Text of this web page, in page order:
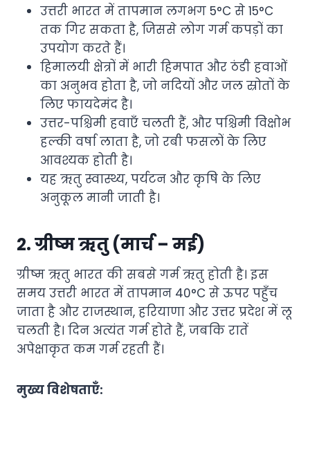
उत्तरी भारत में तापमान लगभग 5°C से 15°C
तक गिर सकता है, जिससे लोग गर्म कपड़ों का
उपयोग करते हैं।
हिमालयी क्षेत्रों में भारी हिमपात और ठंडी हवाओं
का अनुभव होता है, जो नदियों और जल स्रोतों के
लिए फायदेमंद है।
उत्तर-पश्चिमी हवाएँ चलती हैं, और पश्चिमी विक्षोभ
हल्की वर्षा लाता है, जो रबी फसलों के लिए
आवश्यक होती है।
यह ऋतु स्वास्थ्य, पर्यटन और कृषि के लिए
अनुकूल मानी जाती है।
2. ग्रीष्म ऋतु (मार्च – मई)
ग्रीष्म ऋतु भारत की सबसे गर्म ऋतु होती है। इस
समय उत्तरी भारत में तापमान 40°C से ऊपर पहुँच
जाता है और राजस्थान, हरियाणा और उत्तर प्रदेश में लू
चलती है। दिन अत्यंत गर्म होते हैं, जबकि रातें
अपेक्षाकृत कम गर्म रहती हैं।
मुख्य विशेषताएँ: